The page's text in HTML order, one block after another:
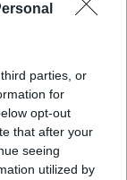
parties, or
for
opt-out
that after your
seeing
utilized by
alle08:40:33
anche con un
aprendo il rubinetto
andrei avanti con